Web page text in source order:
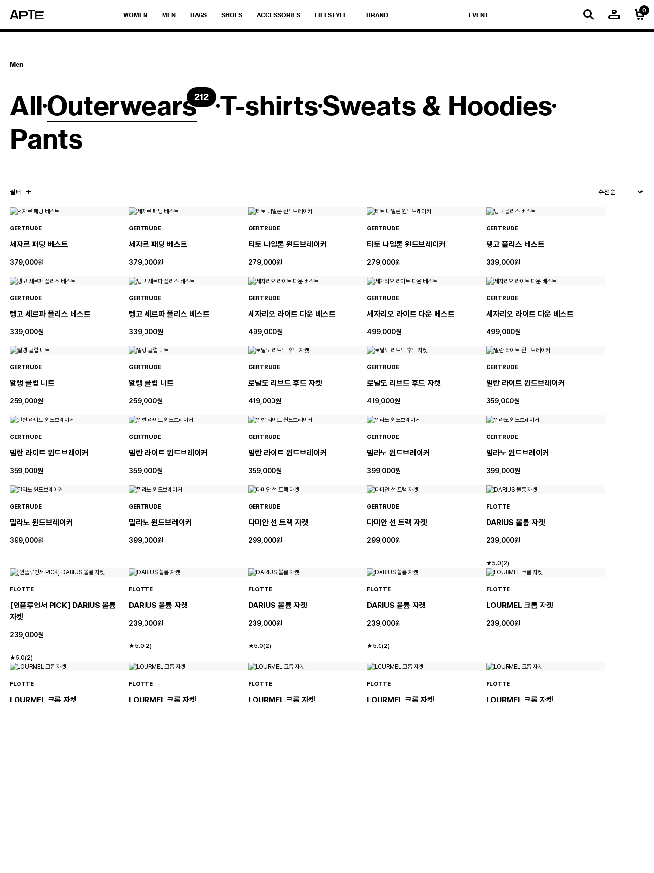
WOMEN MEN BAGS SHOES ACCESSORIES LIFESTYLE BRAND EVENT
Men
AllOuterwears212 T-shirtsSweats & Hoodies
Pants
필터
GERTRUDE
세자르 패딩 베스트
379,000원
GERTRUDE
세자르 패딩 베스트
379,000원
GERTRUDE
티토 나일론 윈드브레이커
279,000원
GERTRUDE
티토 나일론 윈드브레이커
279,000원
GERTRUDE
텡고 플리스 베스트
339,000원
GERTRUDE
텡고 셰르파 플리스 베스트
339,000원
GERTRUDE
텡고 셰르파 플리스 베스트
339,000원
GERTRUDE
세자리오 라이트 다운 베스트
499,000원
GERTRUDE
세자리오 라이트 다운 베스트
499,000원
GERTRUDE
세자리오 라이트 다운 베스트
499,000원
GERTRUDE
알랭 클럽 니트
259,000원
GERTRUDE
알랭 클럽 니트
259,000원
GERTRUDE
로날도 리브드 후드 자켓
419,000원
GERTRUDE
로날도 리브드 후드 자켓
419,000원
GERTRUDE
밀란 라이트 윈드브레이커
359,000원
GERTRUDE
밀란 라이트 윈드브레이커
359,000원
GERTRUDE
밀란 라이트 윈드브레이커
359,000원
GERTRUDE
밀란 라이트 윈드브레이커
359,000원
GERTRUDE
밀라노 윈드브레이커
399,000원
GERTRUDE
밀라노 윈드브레이커
399,000원
GERTRUDE
밀라노 윈드브레이커
399,000원
GERTRUDE
밀라노 윈드브레이커
399,000원
GERTRUDE
다미안 선 트랙 자켓
299,000원
GERTRUDE
다미안 선 트랙 자켓
299,000원
FLOTTE
DARIUS 볼륨 자켓
239,000원
★5.0(2)
FLOTTE
[인플루언서 PICK] DARIUS 볼륨
자켓
239,000원
★5.0(2)
FLOTTE
DARIUS 볼륨 자켓
239,000원
★5.0(2)
FLOTTE
DARIUS 볼륨 자켓
239,000원
★5.0(2)
FLOTTE
DARIUS 볼륨 자켓
239,000원
★5.0(2)
FLOTTE
LOURMEL 크롭 자켓
239,000원
FLOTTE
LOURMEL 크롭 자켓
FLOTTE
LOURMEL 크롭 자켓
FLOTTE
LOURMEL 크롭 자켓
FLOTTE
LOURMEL 크롭 자켓
FLOTTE
LOURMEL 크롭 자켓